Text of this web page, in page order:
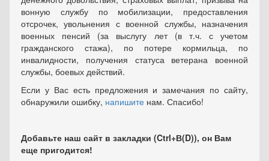
вонную службу по мобилизации, предоставления
отсрочек, увольнения с военной службы, назначения
военных пенсий (за выслугу лет (в т.ч. с учетом
гражданского стажа), по потере кормильца, по
инвалидности, получения статуса ветерана военной
службы, боевых действий.
Если у Вас есть предложения и замечания по сайту,
обнаружили ошибку, напишите нам. Спасибо!
Добавьте наш сайт в закладки (Ctrl+В(D)), он Вам
еще пригодится!